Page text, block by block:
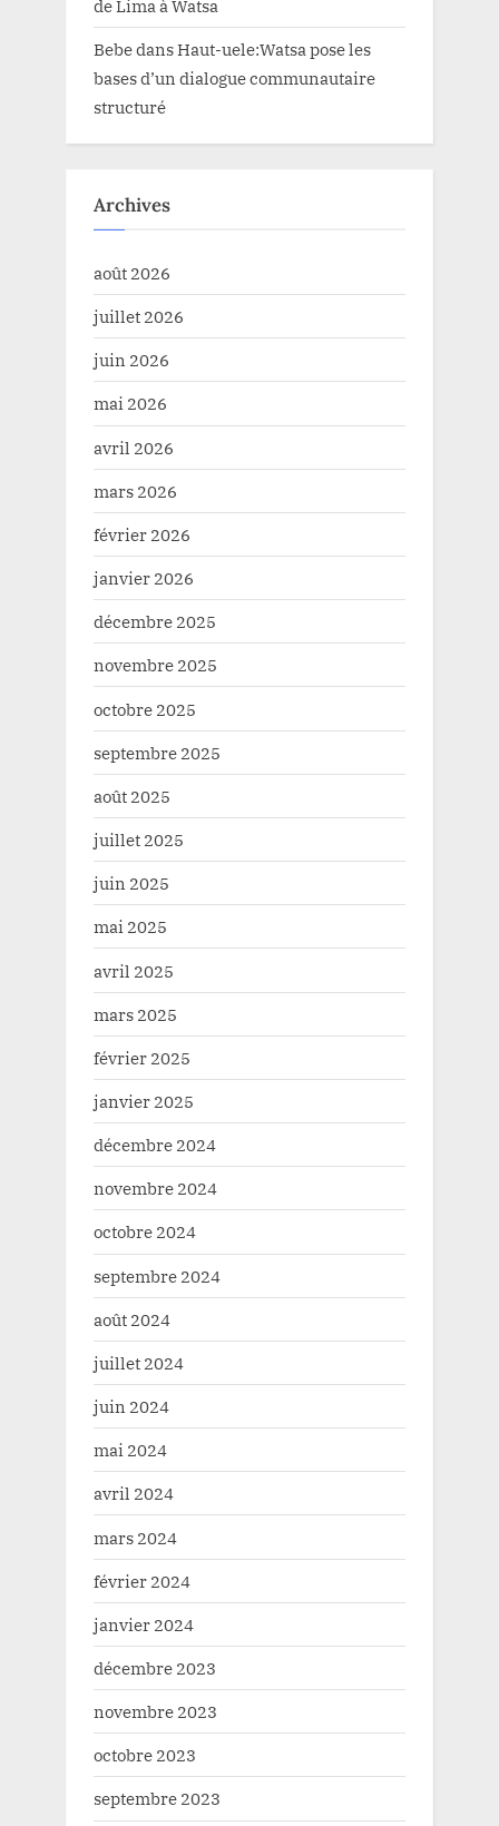
de Lima à Watsa
BebedansHaut-uele:Watsa pose les
bases d’un dialogue communautaire
structuré
Archives
août 2026
juillet 2026
juin 2026
mai 2026
avril 2026
mars 2026
février 2026
janvier 2026
décembre 2025
novembre 2025
octobre 2025
septembre 2025
août 2025
juillet 2025
juin 2025
mai 2025
avril 2025
mars 2025
février 2025
janvier 2025
décembre 2024
novembre 2024
octobre 2024
septembre 2024
août 2024
juillet 2024
juin 2024
mai 2024
avril 2024
mars 2024
février 2024
janvier 2024
décembre 2023
novembre 2023
octobre 2023
septembre 2023